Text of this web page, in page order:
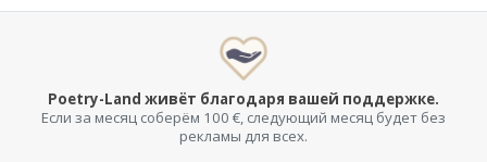
Poetry-Land живёт благодаря вашей поддержке.
Если за месяц соберём 100 €, следующий месяц будет без
рекламы для всех.